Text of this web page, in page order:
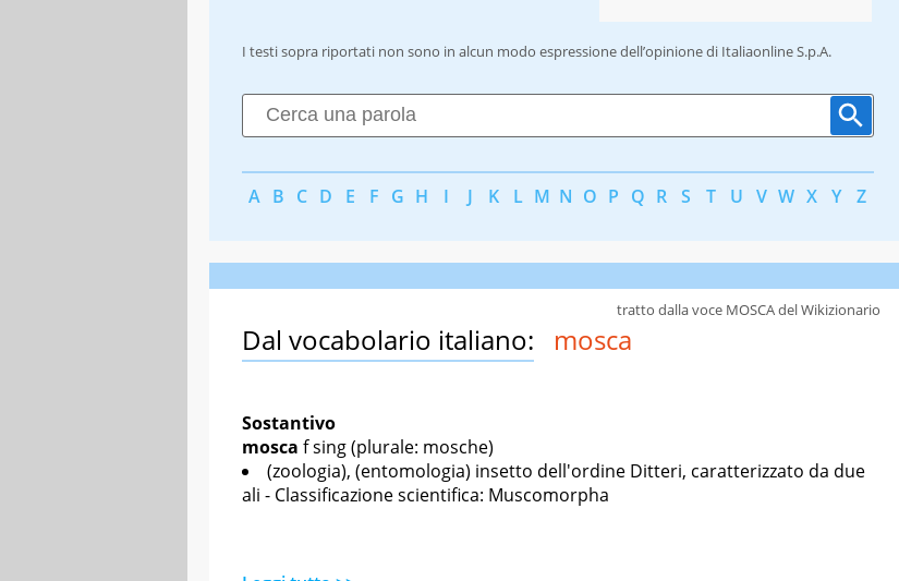
I testi sopra riportati non sono in alcun modo espressione dell’opinione di Italiaonline S.p.A.
A B C D E F G H I J K L M N O P Q R S T U V W X Y Z
Dal vocabolario italiano: mosca
Sostantivo
mosca f sing(plurale: mosche)
(zoologia), (entomologia) insetto dell'ordine Ditteri, caratterizzato da due
ali - Classificazione scientifica: Muscomorpha
tratto dalla voce MOSCA del Wikizionario